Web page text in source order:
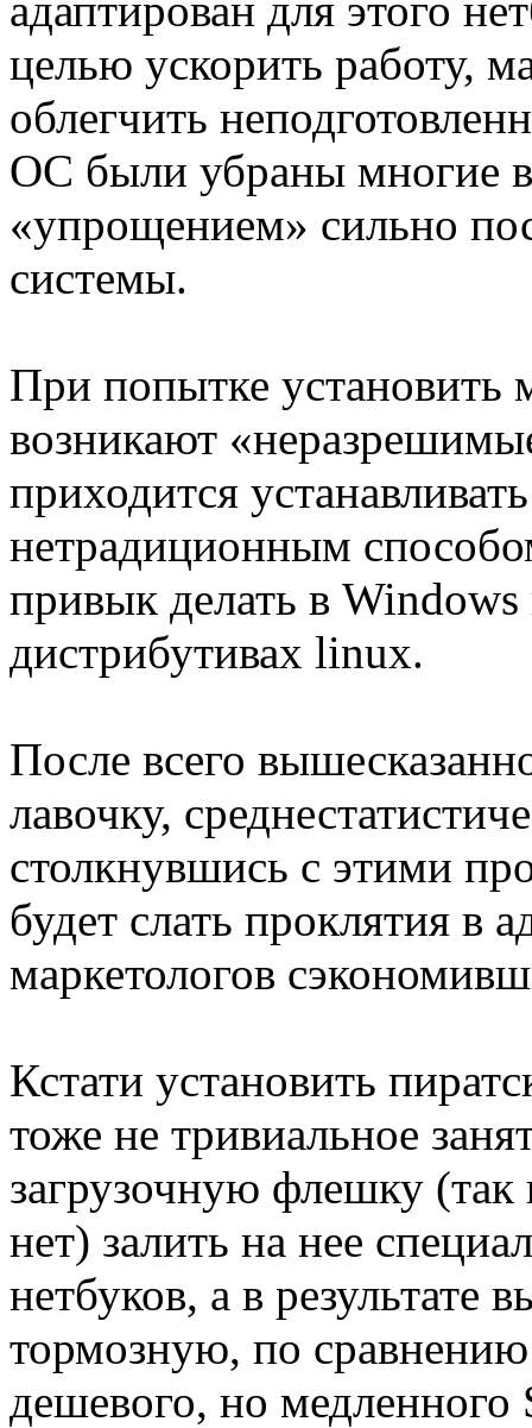
целью ускорить работу,
облегчить
ОС были убраны многие
«упрощением» сильно
системы.
При попытке
возникают
приходится
нетрадиционным
привык делать в
дистрибутивах linux.
После всего
лавочку,
столкнувшись с этими
будет слать проклятия в
маркетологов
Кстати установить
тоже не тривиальное
загрузочную флешку
нет) залить на нее
нетбуков, а в результате
тормозную, по
дешевого, но медленного